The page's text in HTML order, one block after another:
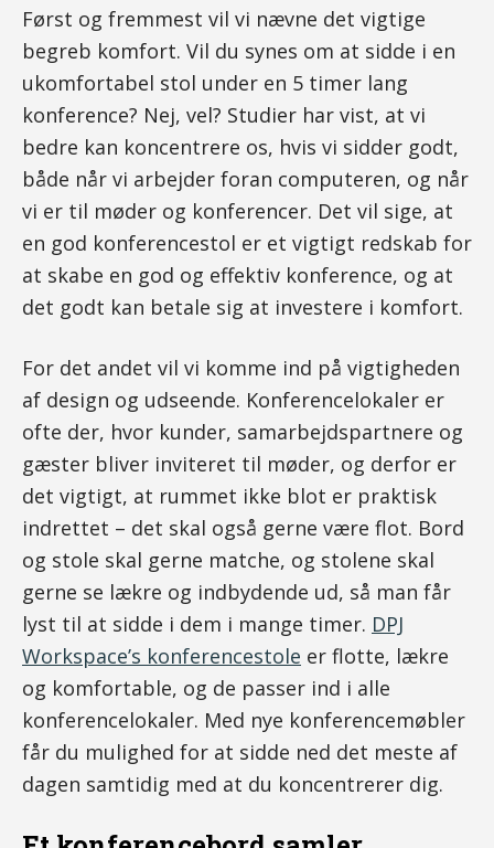
Først og fremmest vil vi nævne det vigtige
begreb komfort. Vil du synes om at sidde i en
ukomfortabel stol under en 5 timer lang
konference? Nej, vel? Studier har vist, at vi
bedre kan koncentrere os, hvis vi sidder godt,
både når vi arbejder foran computeren, og når
vi er til møder og konferencer. Det vil sige, at
en god konferencestol er et vigtigt redskab for
at skabe en god og effektiv konference, og at
det godt kan betale sig at investere i komfort.
For det andet vil vi komme ind på vigtigheden
af design og udseende. Konferencelokaler er
ofte der, hvor kunder, samarbejdspartnere og
gæster bliver inviteret til møder, og derfor er
det vigtigt, at rummet ikke blot er praktisk
indrettet – det skal også gerne være flot. Bord
og stole skal gerne matche, og stolene skal
gerne se lækre og indbydende ud, så man får
lyst til at sidde i dem i mange timer. DPJ
Workspace’s konferencestole er flotte, lækre
og komfortable, og de passer ind i alle
konferencelokaler. Med nye konferencemøbler
får du mulighed for at sidde ned det meste af
dagen samtidig med at du koncentrerer dig.